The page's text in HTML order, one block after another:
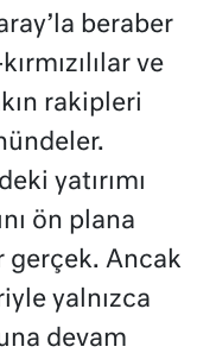
beraber
ve
rakipleri
yatırımı
ön plana
gerçek. Ancak
yalnızca
devam